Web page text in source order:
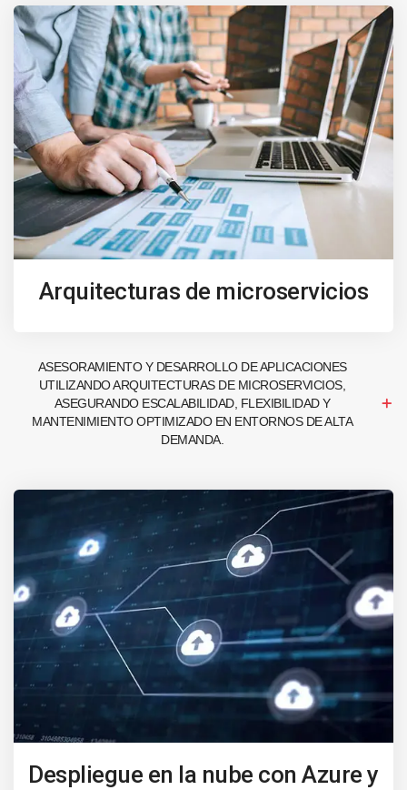
Arquitecturas de microservicios
ASESORAMIENTO Y DESARROLLO DE APLICACIONES
UTILIZANDO ARQUITECTURAS DE MICROSERVICIOS,
ASEGURANDO ESCALABILIDAD, FLEXIBILIDAD Y
MANTENIMIENTO OPTIMIZADO EN ENTORNOS DE ALTA
DEMANDA.
Despliegue en la nube con Azure y